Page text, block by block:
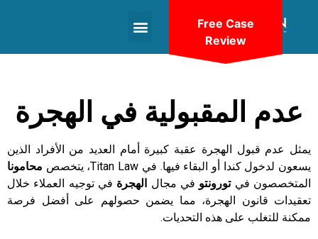
عدم المقبولية في الهجرة
يمثل عدم قبول الهجرة عقبة كبيرة أمام العديد من الأفراد الذين
يسعون لدخول كندا أو البقاء فيها. في Titan Law، يتخصص
محامونا
المتخصصون فيتورونتو في مجال الهجرة في توجيه العملاء خلال
تعقيدات قانون الهجرة، مما يضمن حصولهم على أفضل فرصة
ممكنة للتغلب على هذه التحديات.
Free Case
Review